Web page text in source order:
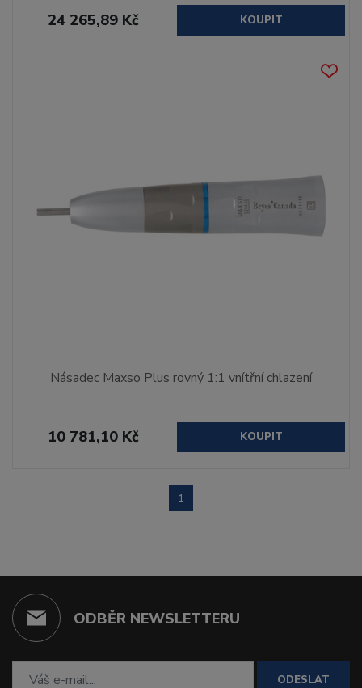
24 265,89 Kč KOUPIT
Násadec Maxso Plus rovný 1:1 vnítřní chlazení
10 781,10 Kč KOUPIT
1
ODBĚR NEWSLETTERU
ODESLAT